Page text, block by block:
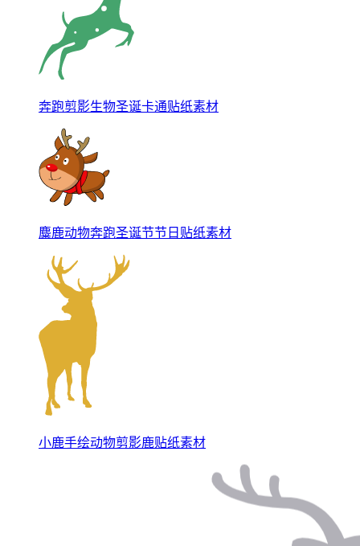
奔跑剪影生物圣诞卡通贴纸素材
麋鹿动物奔跑圣诞节节日贴纸素材
小鹿手绘动物剪影鹿贴纸素材